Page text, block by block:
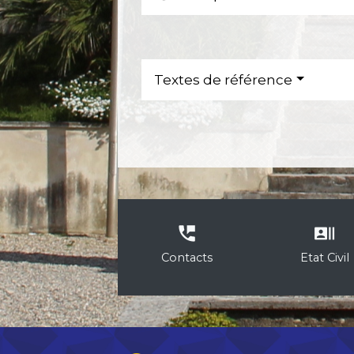
Textes de référence
perm_phone_msg
Contacts
recent_actors
Etat Civil